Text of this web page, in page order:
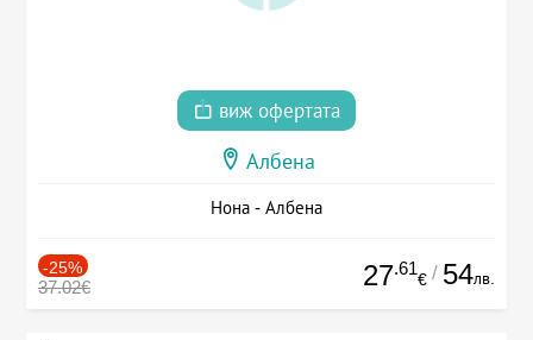
виж офертата
Албена
Нона - Албена
-25%
37.02€ 27.61
€ / 54лв.